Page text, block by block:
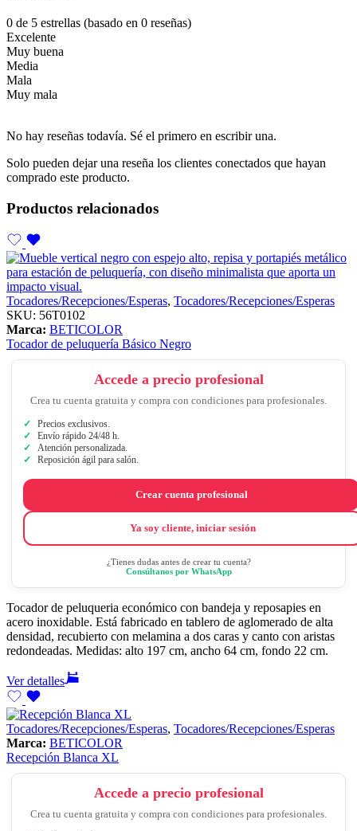
0 de 5 estrellas (basado en 0 reseñas)
Excelente
Muy buena
Media
Mala
Muy mala
No hay reseñas todavía. Sé el primero en escribir una.
Solo pueden dejar una reseña los clientes conectados que hayan
comprado este producto.
Productos relacionados
Tocadores/Recepciones/Esperas, Tocadores/Recepciones/Esperas
SKU: 56T0102
Marca: BETICOLOR
Tocador de peluquería Básico Negro
Accede a precio profesional
Crea tu cuenta gratuita y compra con condiciones para profesionales.
Precios exclusivos.
Envío rápido 24/48 h.
Atención personalizada.
Reposición ágil para salón.
Crear cuenta profesional
Ya soy cliente, iniciar sesión
¿Tienes dudas antes de crear tu cuenta?
Consúltanos por WhatsApp
Tocador de peluqueria económico con bandeja y reposapies en
acero inoxidable. Está fabricado en tablero de aglomerado de alta
densidad, recubierto con melamina a dos caras y canto con aristas
redondeadas. Medidas: alto 197 cm, ancho 64 cm, fondo 22 cm.
Ver detalles
Tocadores/Recepciones/Esperas, Tocadores/Recepciones/Esperas
Marca: BETICOLOR
Recepción Blanca XL
Accede a precio profesional
Crea tu cuenta gratuita y compra con condiciones para profesionales.